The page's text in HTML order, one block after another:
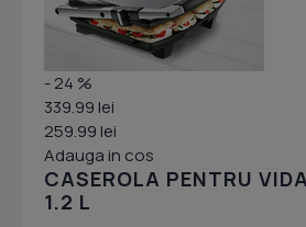
- 24 %
339.99 lei
259.99 lei
Adauga in cos
CASEROLA PENTRU
1.2 L